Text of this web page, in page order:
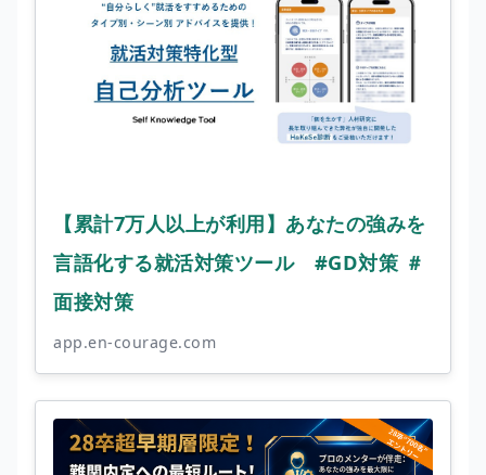
【累計7万人以上が利用】あなたの強みを
言語化する就活対策ツール #GD対策 ＃
面接対策
app.en-courage.com